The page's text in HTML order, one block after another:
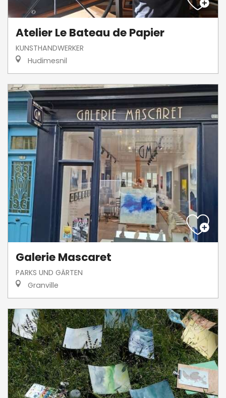
Atelier Le Bateau de Papier
KUNSTHANDWERKER
Hudimesnil
Galerie Mascaret
PARKS UND GÄRTEN
Granville